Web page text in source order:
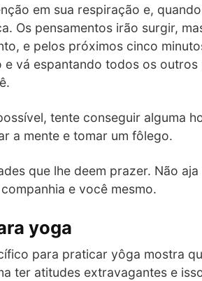
em sua respiração e,
Os pensamentos irão surgir,
e pelos próximos cinco
vá espantando todos os
tente conseguir alguma
a mente e tomar um fôlego.
que lhe deem prazer. Não
e você mesmo.
yoga
para praticar yôga mostra
ter atitudes extravagantes e